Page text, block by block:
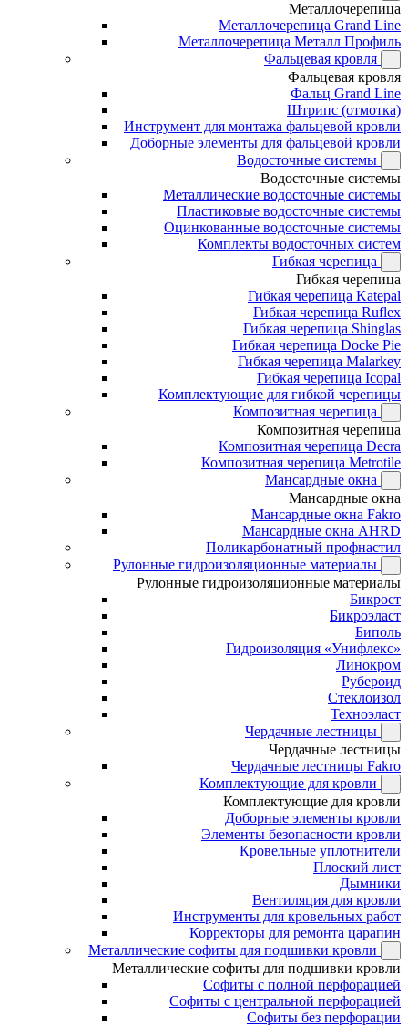
Металлочерепица
Металлочерепица Grand Line
Металлочерепица Металл Профиль
Фальцевая кровля
Фальцевая кровля
Фальц Grand Line
Штрипс (отмотка)
Инструмент для монтажа фальцевой кровли
Доборные элементы для фальцевой кровли
Водосточные системы
Водосточные системы
Металлические водосточные системы
Пластиковые водосточные системы
Оцинкованные водосточные системы
Комплекты водосточных систем
Гибкая черепица
Гибкая черепица
Гибкая черепица Katepal
Гибкая черепица Ruflex
Гибкая черепица Shinglas
Гибкая черепица Docke Pie
Гибкая черепица Malarkey
Гибкая черепица Icopal
Комплектующие для гибкой черепицы
Композитная черепица
Композитная черепица
Композитная черепица Decra
Композитная черепица Metrotile
Мансардные окна
Мансардные окна
Мансардные окна Fakro
Мансардные окна AHRD
Поликарбонатный профнастил
Рулонные гидроизоляционные материалы
Рулонные гидроизоляционные материалы
Бикрост
Бикроэласт
Биполь
Гидроизоляция «Унифлекс»
Линокром
Рубероид
Стеклоизол
Техноэласт
Чердачные лестницы
Чердачные лестницы
Чердачные лестницы Fakro
Комплектующие для кровли
Комплектующие для кровли
Доборные элементы кровли
Элементы безопасности кровли
Кровельные уплотнители
Плоский лист
Дымники
Вентиляция для кровли
Инструменты для кровельных работ
Корректоры для ремонта царапин
Металлические софиты для подшивки кровли
Металлические софиты для подшивки кровли
Софиты с полной перфорацией
Софиты с центральной перфорацией
Софиты без перфорации